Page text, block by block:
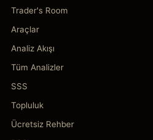
Trader's Room
Araçlar
Analiz Akışı
Tüm Analizler
SSS
Topluluk
Ücretsiz Rehber